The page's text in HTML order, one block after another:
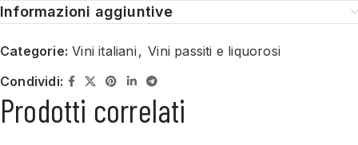
Informazioni aggiuntive
Categorie: Vini italiani , Vini passiti e liquorosi
Condividi:
Prodotti correlati